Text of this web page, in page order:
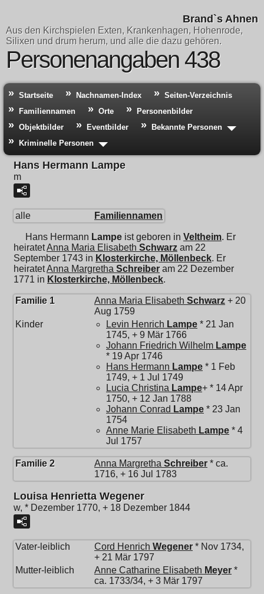
Brand`s Ahnen
Aus den Kirchspielen Exten, Krankenhagen, Hohenrode,
Silixen und drum herum, und alle die dazu gehören.
Personenangaben 438
Startseite Nachnamen-Index
Seiten-Verzeichnis
Familiennamen
Orte
Personenbilder
Objektbilder
Eventbilder
Bekannte Personen
Kriminelle Personen
Hans Hermann Lampe
m
alle Familiennamen
Hans Hermann Lampe ist geboren in Veltheim. Er
heiratetAnna Maria Elisabeth Schwarz am 22
September 1743 in Klosterkirche, Möllenbeck. Er
heiratetAnna Margretha Schreiber am 22 Dezember
1771 in Klosterkirche, Möllenbeck.
Familie 1 Anna Maria Elisabeth Schwarz + 20
Aug 1759
Kinder
Levin Henrich Lampe * 21 Jan
1745, + 9 Mär 1766
Johann Friedrich Wilhelm Lampe
* 19 Apr 1746
Hans Hermann Lampe * 1 Feb
1749, + 1 Jul 1749
Lucia Christina Lampe+ * 14 Apr
1750, + 12 Jan 1788
Johann Conrad Lampe * 23 Jan
1754
Anne Marie Elisabeth Lampe * 4
Jul 1757
Familie 2 Anna Margretha Schreiber * ca.
1716, + 16 Jul 1783
Louisa Henrietta Wegener
w, * Dezember 1770, + 18 Dezember 1844
Vater-leiblich Cord Henrich Wegener * Nov 1734,
+ 21 Mär 1797
Mutter-leiblich
Anne Catharine Elisabeth Meyer *
ca. 1733/34, + 3 Mär 1797